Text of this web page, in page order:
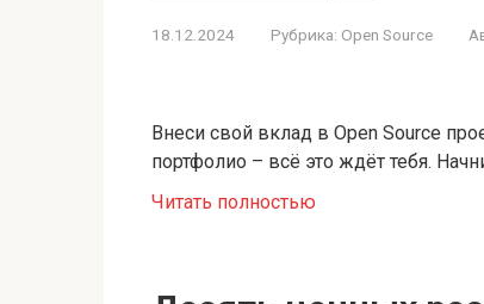
18.12.2024 Рубрика: Open Source
Внеси свой вклад в Open Source
портфолио – всё это ждёт тебя.
Читать полностью